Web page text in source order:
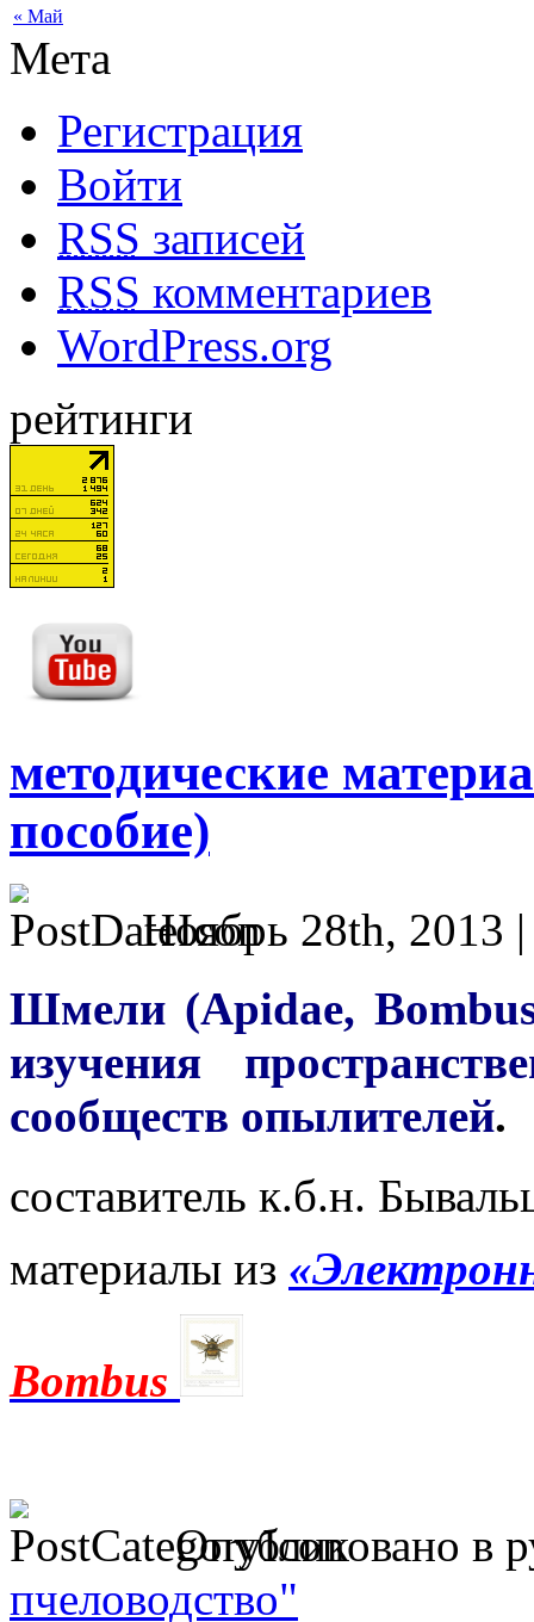
« Май
Мета
Регистрация
Войти
RSS записей
RSS комментариев
WordPress.org
рейтинги
методические
пособие)
Ноябрь 28th, 2013
Шмели (Apidae,
изучения
сообществ опылителей.
составитель к.б.н.
материалы из
Bombus
Опубликовано в
пчеловодство"